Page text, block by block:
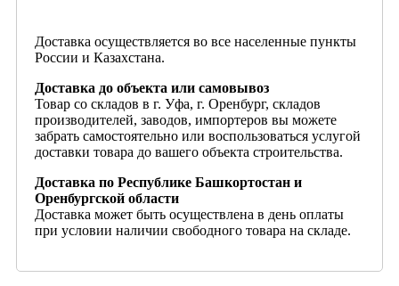
Доставка осуществляется во все населенные пункты
России и Казахстана.
Доставка до объекта или самовывоз
Товар со складов в г. Уфа, г. Оренбург, складов
производителей, заводов, импортеров вы можете
забрать самостоятельно или воспользоваться услугой
доставки товара до вашего объекта строительства.
Доставка по Республике Башкортостан и
Оренбургской области
Доставка может быть осуществлена в день оплаты
при условии наличии свободного товара на складе.